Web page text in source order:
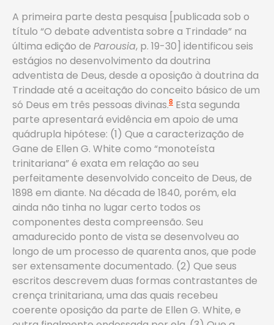
A primeira parte desta pesquisa [publicada sob o
título “O debate adventista sobre a Trindade” na
última edição de Parousia, p. 19-30] identificou seis
estágios no desenvolvimento da doutrina
adventista de Deus, desde a oposição à doutrina da
Trindade até a aceitação do conceito básico de um
só Deus em três pessoas divinas.8 Esta segunda
parte apresentará evidência em apoio de uma
quádrupla hipótese: (1) Que a caracterização de
Gane de Ellen G. White como “monoteísta
trinitariana” é exata em relação ao seu
perfeitamente desenvolvido conceito de Deus, de
1898 em diante. Na década de 1840, porém, ela
ainda não tinha no lugar certo todos os
componentes desta compreensão. Seu
amadurecido ponto de vista se desenvolveu ao
longo de um processo de quarenta anos, que pode
ser extensamente documentado. (2) Que seus
escritos descrevem duas formas contrastantes de
crença trinitariana, uma das quais recebeu
coerente oposição da parte de Ellen G. White, e